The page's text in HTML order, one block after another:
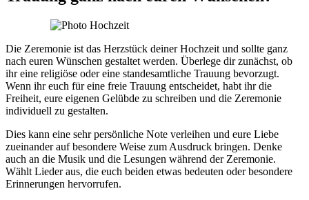
Die Zeremonie ist das Herzstück deiner Hochzeit und sollte ganz
nach euren Wünschen gestaltet werden. Überlege dir zunächst, ob
ihr eine religiöse oder eine standesamtliche Trauung bevorzugt.
Wenn ihr euch für eine freie Trauung entscheidet, habt ihr die
Freiheit, eure eigenen Gelübde zu schreiben und die Zeremonie
individuell zu gestalten.
Dies kann eine sehr persönliche Note verleihen und eure Liebe
zueinander auf besondere Weise zum Ausdruck bringen. Denke
auch an die Musik und die Lesungen während der Zeremonie.
Wählt Lieder aus, die euch beiden etwas bedeuten oder besondere
Erinnerungen hervorrufen.